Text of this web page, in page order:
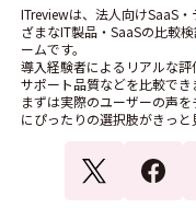
ITreviewは、法人向けSaaS
ざまなIT製品・SaaSの比較
ームです。
導入経験者によるリアルな評
サポート品質などを比較でき
まずは実際のユーザーの声
にぴったりの選択肢がきっと